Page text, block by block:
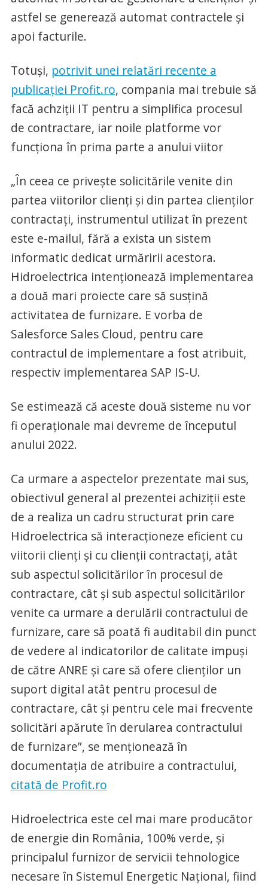
astfel se generează automat contractele și
apoi facturile.
Totuși, potrivit unei relatări recente a
publicației Profit.ro, compania mai trebuie să
facă achziții IT pentru a simplifica procesul
de contractare, iar noile platforme vor
funcționa în prima parte a anului viitor
„În ceea ce privește solicitările venite din
partea viitorilor clienți și din partea clienților
contractați, instrumentul utilizat în prezent
este e-mailul, fără a exista un sistem
informatic dedicat urmăririi acestora.
Hidroelectrica intenționează implementarea
a două mari proiecte care să susțină
activitatea de furnizare. E vorba de
Salesforce Sales Cloud, pentru care
contractul de implementare a fost atribuit,
respectiv implementarea SAP IS-U.
Se estimează că aceste două sisteme nu vor
fi operaționale mai devreme de începutul
anului 2022.
Ca urmare a aspectelor prezentate mai sus,
obiectivul general al prezentei achiziții este
de a realiza un cadru structurat prin care
Hidroelectrica să interacționeze eficient cu
viitorii clienți și cu clienții contractați, atât
sub aspectul solicitărilor în procesul de
contractare, cât și sub aspectul solicitărilor
venite ca urmare a derulării contractului de
furnizare, care să poată fi auditabil din punct
de vedere al indicatorilor de calitate impuși
de către ANRE și care să ofere clienților un
suport digital atât pentru procesul de
contractare, cât și pentru cele mai frecvente
solicitări apărute în derularea contractului
de furnizare”, se menționează în
documentația de atribuire a contractului,
citată de Profit.ro
Hidroelectrica este cel mai mare producător
de energie din România, 100% verde, și
principalul furnizor de servicii tehnologice
necesare în Sistemul Energetic Național, fiind